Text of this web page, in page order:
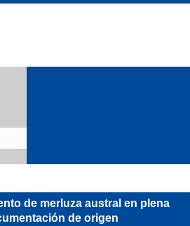
de merluza austral en
sin documentación de